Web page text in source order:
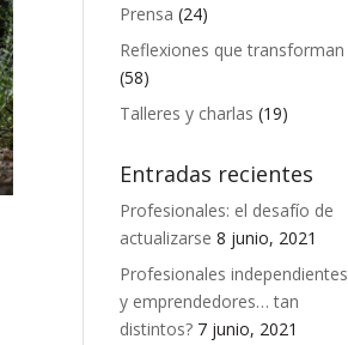
Prensa (24)
Reflexiones que transforman
(58)
Talleres y charlas (19)
Entradas recientes
Profesionales: el desafío de
actualizarse 8 junio, 2021
Profesionales independientes
y emprendedores… tan
distintos? 7 junio, 2021